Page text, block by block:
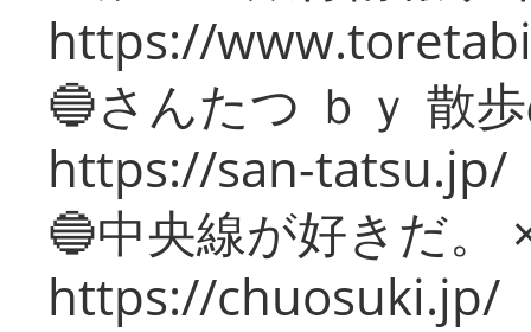
https://
🔵さんたつ ｂｙ 散
https://san-tatsu.jp/
🔵中央線が好きだ。
https://chuosuki.jp/